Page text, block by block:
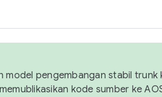
model pengembangan stabil trunk
kode sumber ke